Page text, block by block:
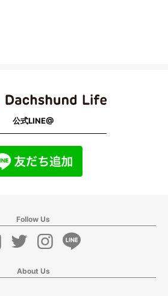
公式LINE@
Follow Us
About Us